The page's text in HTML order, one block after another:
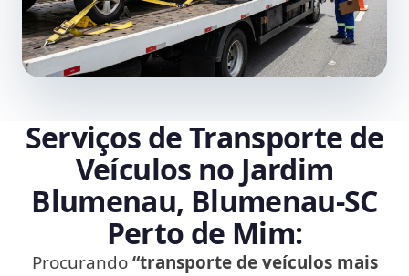
Serviços de Transporte de
Veículos no Jardim
Blumenau, Blumenau‑SC
Perto de Mim:
Procurando“transporte de veículos mais